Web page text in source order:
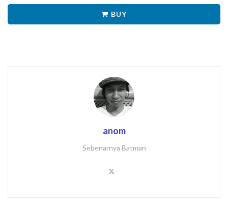
BUY
anom
Sebenarnya Batman